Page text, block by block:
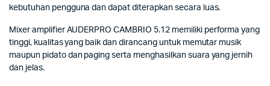
kebutuhan pengguna dan dapat diterapkan secara luas.
Mixer amplifier AUDERPRO CAMBRIO 5.12 memiliki performa yang
tinggi, kualitas yang baik dan dirancang untuk memutar musik
maupun pidato dan paging serta menghasilkan suara yang jernih
dan jelas.